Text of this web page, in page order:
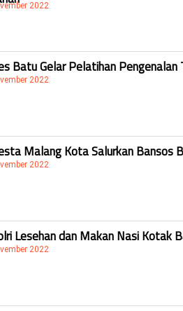
2022
Batu Gelar Pelatihan Pengenalan
2022
Malang Kota Salurkan Bansos
2022
Lesehan dan Makan Nasi Kotak
2022